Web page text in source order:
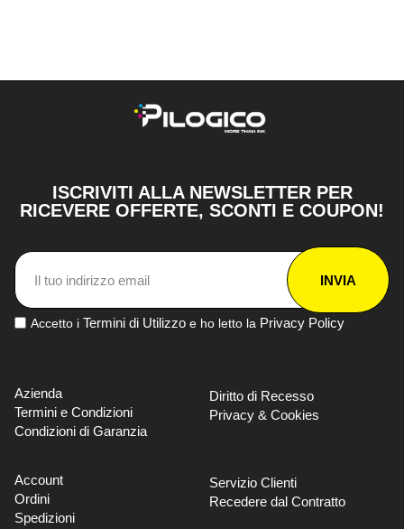
ISCRIVITI ALLA NEWSLETTER PER
RICEVERE OFFERTE, SCONTI E COUPON!
INVIA
Accetto i Termini di Utilizzo e ho letto la Privacy Policy
Azienda
Termini e Condizioni
Condizioni di Garanzia
Diritto di Recesso
Privacy & Cookies
Account
Ordini
Spedizioni
Servizio Clienti
Recedere dal Contratto